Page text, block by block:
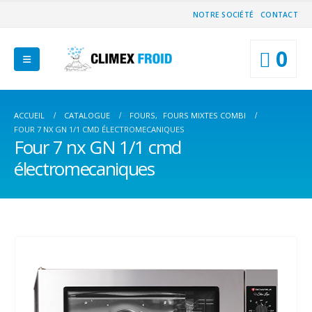
NOTRE SOCIÉTÉ CONTACT
0
ACCUEIL CATALOGUE FOURS,
FOURS MIXTES COMBI
FOUR 7 NX GN 1/1 CMD ÉLECTROMECANIQUES
Four 7 nx GN 1/1 cmd
électromecaniques